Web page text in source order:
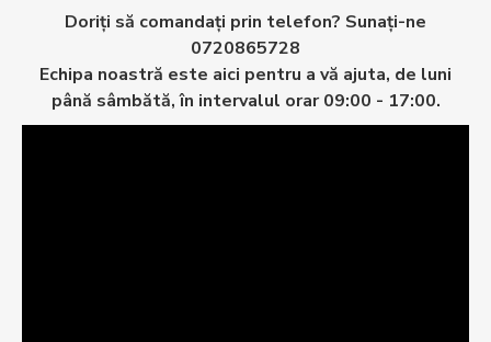
Doriţi să comandaţi prin telefon? Sunaţi-ne
0720865728
Echipa noastră este aici pentru a vă ajuta, de luni
până sâmbătă, în intervalul orar 09:00 - 17:00.